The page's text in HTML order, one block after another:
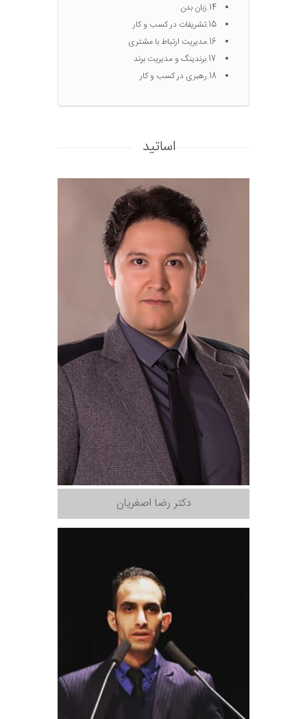
14.زبان بدن
15.تشریفات در کسب و کار
16.مدیریت ارتباط با مشتری
17.برندینگ و مدیریت برند
18.رهبری در کسب و کار
اساتید
دکتر رضا اصغریان